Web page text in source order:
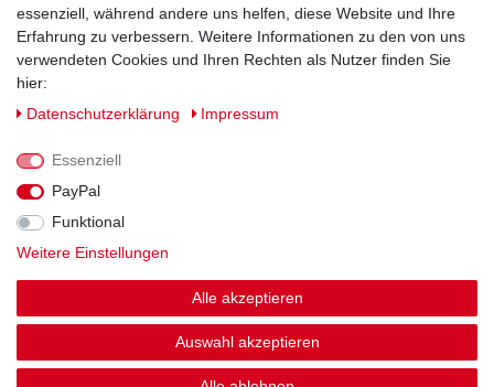
Barrierefreiheitserklärung Widerrufs­recht
essenziell, während andere uns helfen, diese Website und Ihre
Erfahrung zu verbessern. Weitere Informationen zu den von uns
verwendeten Cookies und Ihren Rechten als Nutzer finden Sie
hier:
Daten­schutz­erklärung
Impressum
Essenziell
PayPal
Funktional
Weitere Einstellungen
Alle akzeptieren
Auswahl akzeptieren